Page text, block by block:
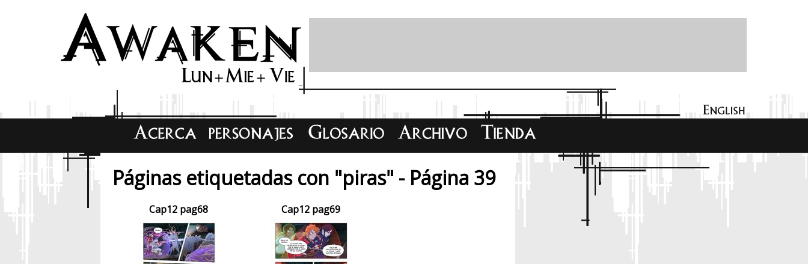
Páginas etiquetadas con "piras" - Página 39
Cap12 pag68 Cap12 pag69